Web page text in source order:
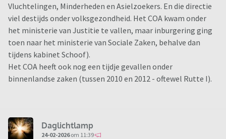
Vluchtelingen, Minderheden en Asielzoekers. En die directie
viel destijds onder volksgezondheid. Het COA kwam onder
het ministerie van Justitie te vallen, maar inburgering ging
toen naar het ministerie van Sociale Zaken, behalve dan
tijdens kabinet Schoof).
Het COA heeft ook nog een tijdje gevallen onder
binnenlandse zaken (tussen 2010 en 2012 - oftewel Rutte I).
Daglichtlamp
24-02-2026om 11:39